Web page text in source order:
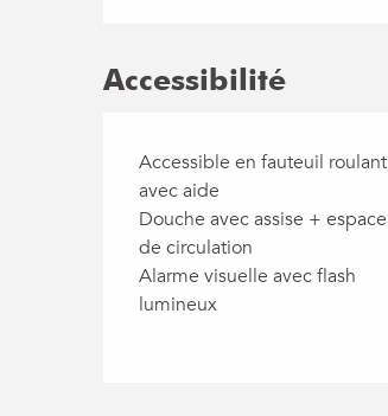
Accessibilité
Accessible en fauteuil roulant
avec aide
Douche avec assise + espace
de circulation
Alarme visuelle avec flash
lumineux